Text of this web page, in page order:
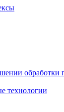
обработки
технологии